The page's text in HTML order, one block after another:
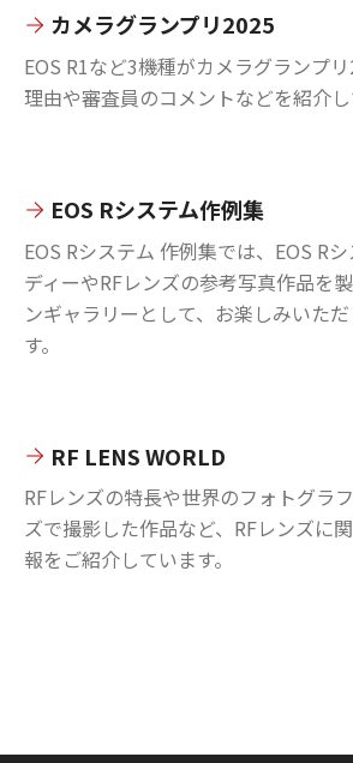
カメラグランプリ2025
EOS R1など3機種がカメラグランプ
理由や審査員のコメントなどを紹介し
EOS Rシステム作例集
EOS Rシステム 作例集では、EOS R
ディーやRFレンズの参考写真作品を
ンギャラリーとして、お楽しみいた
す。
RF LENS WORLD
RFレンズの特長や世界のフォトグラ
ズで撮影した作品など、RFレンズに
報をご紹介しています。